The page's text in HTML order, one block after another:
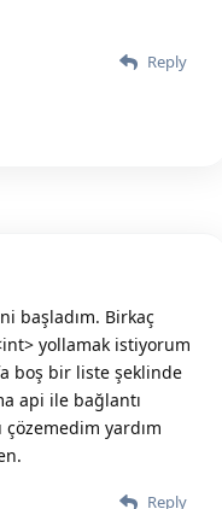
Reply
başladım. Birkaç
yollamak istiyorum
boş bir liste şeklinde
api ile bağlantı
yardım
Reply